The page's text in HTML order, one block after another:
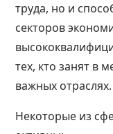
труда, но и
секторов
тех, кто занят в
важных отраслях.
Некоторые из